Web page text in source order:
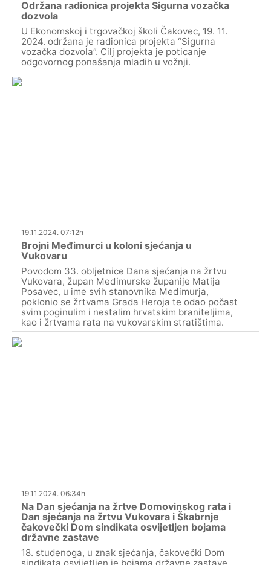
Održana radionica projekta Sigurna vozačka
dozvola
U Ekonomskoj i trgovačkoj školi Čakovec, 19. 11.
2024. održana je radionica projekta “Sigurna
vozačka dozvola”. Cilj projekta je poticanje
odgovornog ponašanja mladih u vožnji.
19.11.2024. 07:12h
Brojni Međimurci u koloni sjećanja u
Vukovaru
Povodom 33. obljetnice Dana sjećanja na žrtvu
Vukovara, župan Međimurske županije Matija
Posavec, u ime svih stanovnika Međimurja,
poklonio se žrtvama Grada Heroja te odao počast
svim poginulim i nestalim hrvatskim braniteljima,
kao i žrtvama rata na vukovarskim stratištima.
19.11.2024. 06:34h
Na Dan sjećanja na žrtve Domovinskog rata i
Dan sjećanja na žrtvu Vukovara i Škabrnje
čakovečki Dom sindikata osvijetljen bojama
državne zastave
18. studenoga, u znak sjećanja, čakovečki Dom